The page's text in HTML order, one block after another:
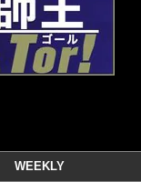
WEEKLY